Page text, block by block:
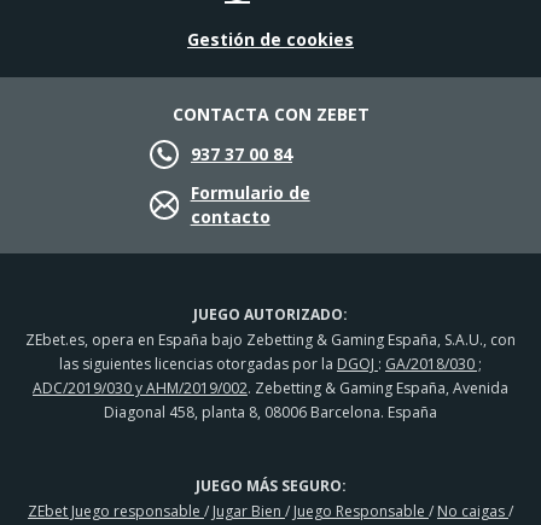
JUEGO AUTORIZADO:
ZEbet.es, opera en España bajo Zebetting & Gaming España, S.A.U., con
las siguientes licencias otorgadas por la DGOJ : GA/2018/030 ;
ADC/2019/030 y AHM/2019/002. Zebetting & Gaming España, Avenida
Diagonal 458, planta 8, 08006 Barcelona. España
JUEGO MÁS SEGURO:
ZEbet Juego responsable / Jugar Bien / Juego Responsable / No caigas/
Gestión de cookies
CONTACTA CON ZEBET
937 37 00 84
Formulario de
contacto